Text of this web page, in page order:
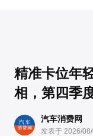
精准卡位年
相，第四季
汽车消费网
发表于 2026/